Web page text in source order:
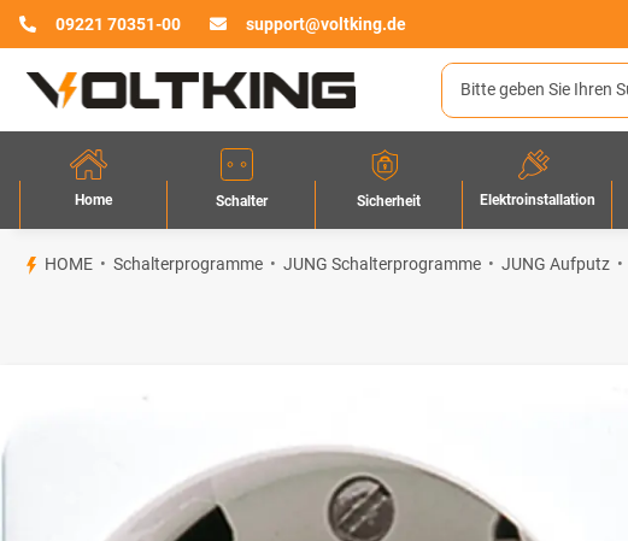
09221 70351-00 support@voltking.de
Home Schalter Sicherheit Elektroinstallation
HOME Schalterprogramme JUNG Schalterprogramme JUNG Aufputz